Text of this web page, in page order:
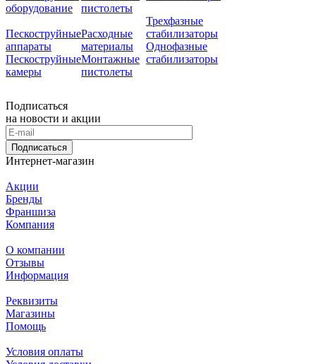
оборудование
Пескоструйные
аппараты
Пескоструйные
камеры
пистолеты
Расходные
материалы
Монтажные
пистолеты
Трехфазные
стабилизаторы
Однофазные
стабилизаторы
Подписаться
на новости и акции
Подписаться
Интернет-магазин
Акции
Бренды
Франшиза
Компания
О компании
Отзывы
Информация
Реквизиты
Магазины
Помощь
Условия оплаты